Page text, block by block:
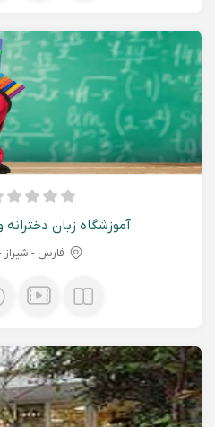
آموزشگاه زبان
فارس - شيراز